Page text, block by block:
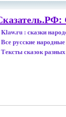
: сказки
русские народные
сказок